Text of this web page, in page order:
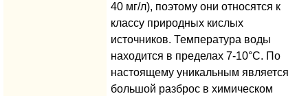
40 мг/л), поэтому они относятся к
классу природных кислых
источников. Температура воды
находится в пределах 7-10°C. По
настоящему уникальным является
большой разброс в химическом